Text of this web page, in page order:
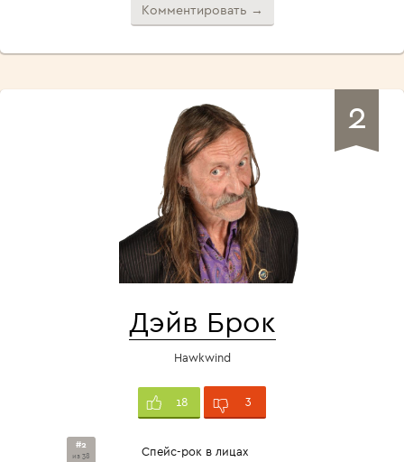
Комментировать →
2
Дэйв Брок
Hawkwind
18 3
#2
из 38 Спейс-рок в лицах